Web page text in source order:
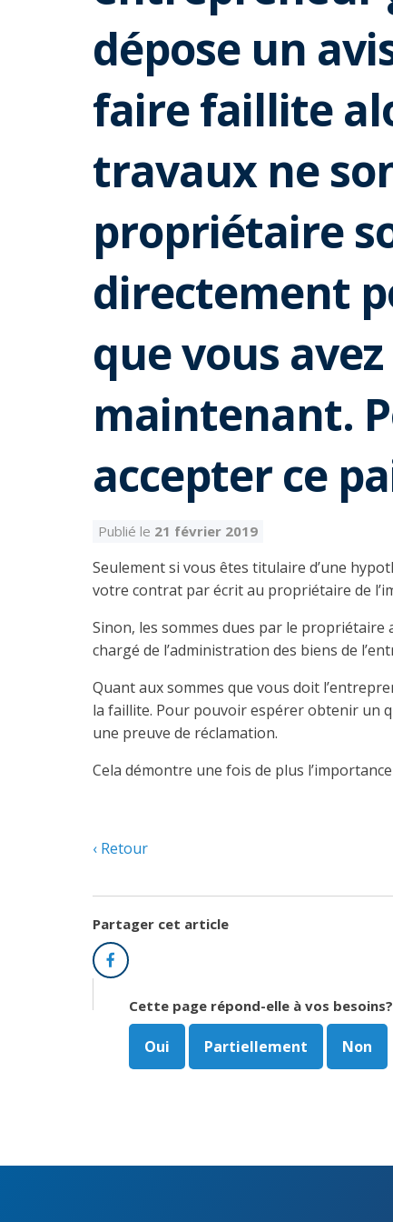
dépose un
faire faillite
travaux ne
propriétaire
directement
que vous
maintenant.
accepter ce
Publié le 21 février 2019
Seulement si vous êtes titulaire d’une
votre contrat par écrit au propriétaire de
Sinon, les sommes dues par le
chargé de l’administration des biens de
Quant aux sommes que vous doit
la faillite. Pour pouvoir espérer obtenir un
une preuve de réclamation.
Cela démontre une fois de plus
Retour
Partager cet article
Facebook
Cette page répond-elle à vos besoins?
Oui Partiellement Non